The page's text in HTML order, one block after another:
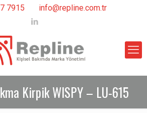
7915 info@repline.com.tr
Kirpik WISPY – LU-615